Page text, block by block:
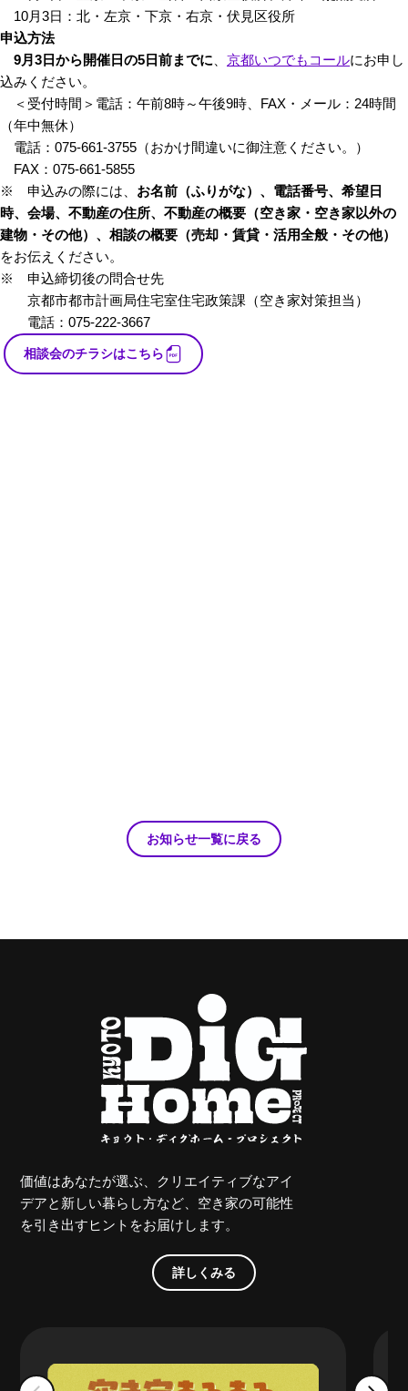
10月3日：北・左京・下京・右京・伏見区役所
申込方法
9月3日から開催日の5日前までに
京都いつでもコールにお申し
込みください。
＜受付時間＞電話：午前8時～午後9時、FAX・メール：24時間
（年中無休）
電話：075-661-3755（おかけ間違いに御注意ください。）
FAX：075-661-5855
※ 申込みの際には、 お名前（ふりがな）、電話番号、希望日
時、会場、不動産の住所、不動産の概要（空き家・空き家以外の
建物・その他）、相談の概要（売却・賃貸・活用全般・その他）
をお伝えください。
※ 申込締切後の問合せ先
京都市都市計画局住宅室住宅政策課（空き家対策担当）
電話：075-222-3667
相談会のチラシはこちら
お知らせ一覧に戻る
価値はあなたが選ぶ、クリエイティブなアイ
デアと新しい暮らし方など、空き家の可能性
を引き出すヒントをお届けします。
詳しくみる